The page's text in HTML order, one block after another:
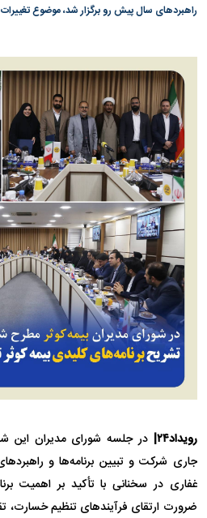
راهبرد‌های سال پیش رو برگزار شد، موضوع تغییرات
رویداد۲۴|
در جلسه شورای مدیران این
جاری شرکت و تبیین برنامه‌ها و
غفاری در سخنانی با تأکید بر اهمیت
ضرورت ارتقای فرآیند‌های تنظیم